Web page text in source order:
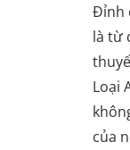
Đỉnh
là từ
Loại
của